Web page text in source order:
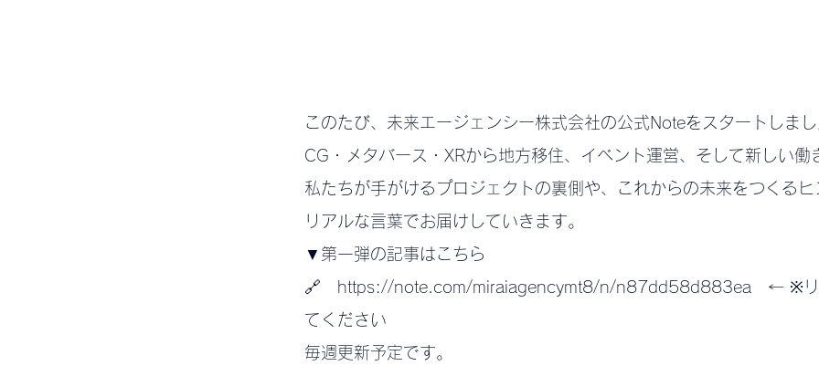
このたび、未来エージェンシー株式会社の公式Noteをスタートしま
CG・メタバース・XRから地方移住、イベント運営、そして新しい
私たちが手がけるプロジェクトの裏側や、これからの未来をつくるヒ
リアルな言葉でお届けしていきます。
▼第一弾の記事はこちら
🔗 https://note.com/miraiagencymt8/n/n87dd58d883ea ← ※リ
てください
毎週更新予定です。